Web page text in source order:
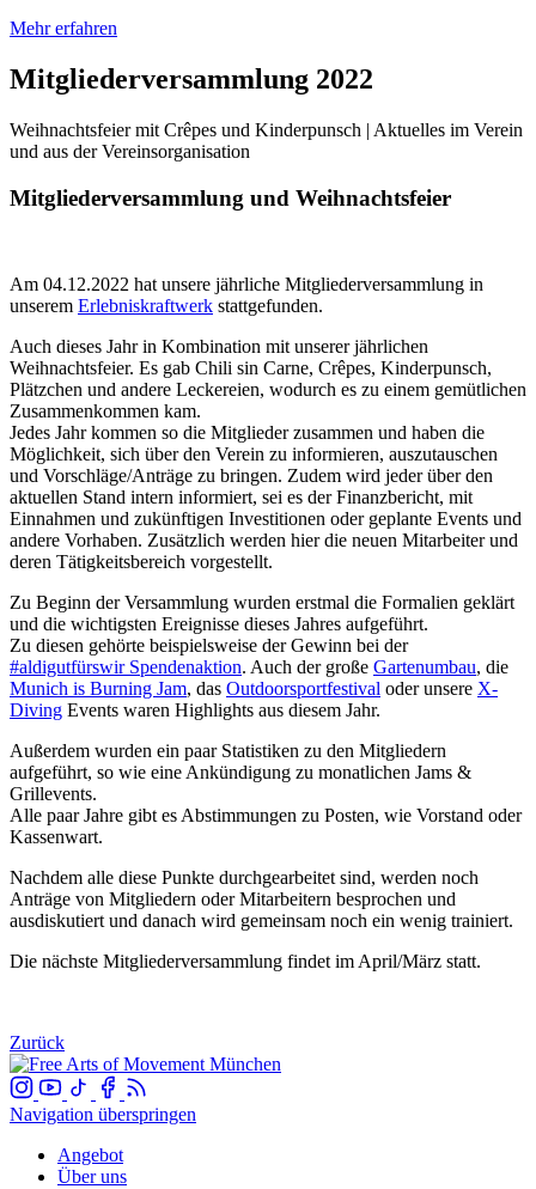
Mehr erfahren
Mitgliederversammlung 2022
Weihnachtsfeier mit Crêpes und Kinderpunsch | Aktuelles im Verein
und aus der Vereinsorganisation
Mitgliederversammlung und Weihnachtsfeier
Am 04.12.2022 hat unsere jährliche Mitgliederversammlung in
unserem Erlebniskraftwerk stattgefunden.
Auch dieses Jahr in Kombination mit unserer jährlichen
Weihnachtsfeier. Es gab Chili sin Carne, Crêpes, Kinderpunsch,
Plätzchen und andere Leckereien, wodurch es zu einem gemütlichen
Zusammenkommen kam.
Jedes Jahr kommen so die Mitglieder zusammen und haben die
Möglichkeit, sich über den Verein zu informieren, auszutauschen
und Vorschläge/Anträge zu bringen. Zudem wird jeder über den
aktuellen Stand intern informiert, sei es der Finanzbericht, mit
Einnahmen und zukünftigen Investitionen oder geplante Events und
andere Vorhaben. Zusätzlich werden hier die neuen Mitarbeiter und
deren Tätigkeitsbereich vorgestellt.
Zu Beginn der Versammlung wurden erstmal die Formalien geklärt
und die wichtigsten Ereignisse dieses Jahres aufgeführt.
Zu diesen gehörte beispielsweise der Gewinn bei der
#aldigutfürswir Spendenaktion. Auch der große Gartenumbau, die
Munich is Burning Jam, das Outdoorsportfestival oder unsere X-
Diving Events waren Highlights aus diesem Jahr.
Außerdem wurden ein paar Statistiken zu den Mitgliedern
aufgeführt, so wie eine Ankündigung zu monatlichen Jams &
Grillevents.
Alle paar Jahre gibt es Abstimmungen zu Posten, wie Vorstand oder
Kassenwart.
Nachdem alle diese Punkte durchgearbeitet sind, werden noch
Anträge von Mitgliedern oder Mitarbeitern besprochen und
ausdiskutiert und danach wird gemeinsam noch ein wenig trainiert.
Die nächste Mitgliederversammlung findet im April/März statt.
Zurück
Navigation überspringen
Angebot
Über uns